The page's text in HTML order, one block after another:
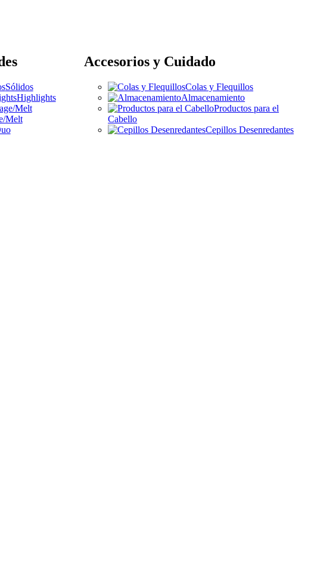
Sólidos
Highlights
Melt
Accesorios y Cuidado
Colas y Flequillos
Almacenamiento
Productos para el
Cabello
Cepillos Desenredantes